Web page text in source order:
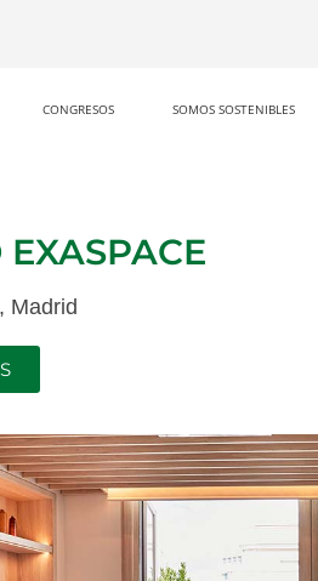
CONGRESOS SOMOS SOSTENIBLES
EXASPACE
Madrid